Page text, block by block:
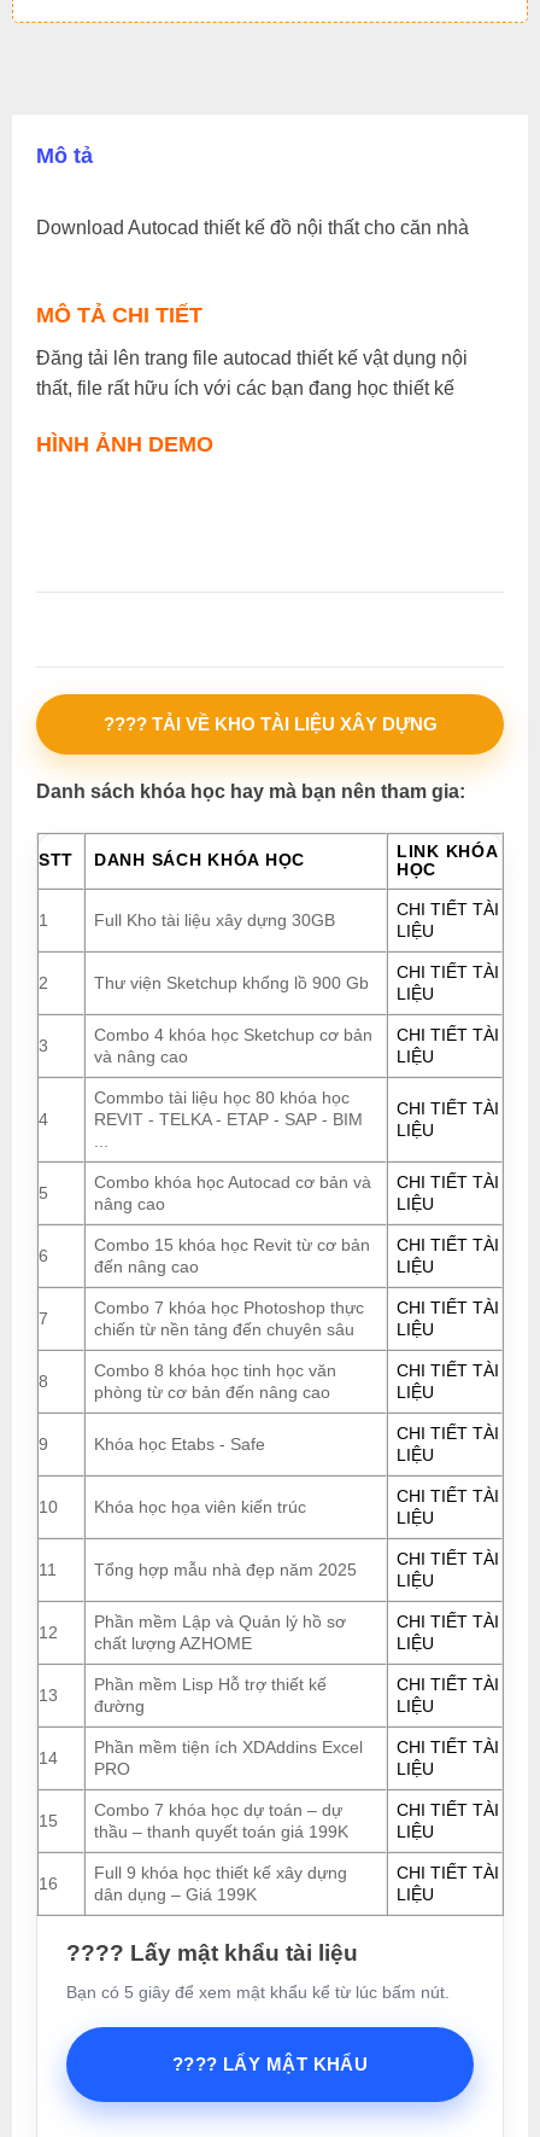
Mô tả
Download Autocad thiết kế đồ nội thất cho căn nhà
MÔ TẢ CHI TIẾT
Đăng tải lên trang file autocad thiết kế vật dụng nội
thất, file rất hữu ích với các bạn đang học thiết kế
HÌNH ẢNH DEMO
???? TẢI VỀ KHO TÀI LIỆU XÂY DỰNG
Danh sách khóa học hay mà bạn nên tham gia:
STT DANH SÁCH KHÓA HỌC
LINK KHÓA
HỌC
1 Full Kho tài liệu xây dựng 30GB
CHI TIẾT TÀI
LIỆU
2 Thư viện Sketchup khổng lồ 900 Gb
CHI TIẾT TÀI
LIỆU
3
Combo 4 khóa học Sketchup cơ bản
và nâng cao
CHI TIẾT TÀI
LIỆU
4
Commbo tài liệu học 80 khóa học
REVIT - TELKA - ETAP - SAP - BIM
CHI TIẾT TÀI
LIỆU
5
Combo khóa học Autocad cơ bản và
nâng cao
CHI TIẾT TÀI
LIỆU
6
Combo 15 khóa học Revit từ cơ bản
đến nâng cao
CHI TIẾT TÀI
LIỆU
7
Combo 7 khóa học Photoshop thực
chiến từ nền tảng đến chuyên sâu
CHI TIẾT TÀI
LIỆU
8
Combo 8 khóa học tinh học văn
phòng từ cơ bản đến nâng cao
CHI TIẾT TÀI
LIỆU
9 Khóa học Etabs - Safe
CHI TIẾT TÀI
LIỆU
10 Khóa học họa viên kiến trúc
CHI TIẾT TÀI
LIỆU
11 Tổng hợp mẫu nhà đẹp năm 2025
CHI TIẾT TÀI
LIỆU
12
Phần mềm Lập và Quản lý hồ sơ
chất lượng AZHOME
CHI TIẾT TÀI
LIỆU
13
Phần mềm Lisp Hỗ trợ thiết kế
đường
CHI TIẾT TÀI
LIỆU
14
Phần mềm tiện ích XDAddins Excel
PRO
CHI TIẾT TÀI
LIỆU
15
Combo 7 khóa học dự toán – dự
thầu – thanh quyết toán giá 199K
CHI TIẾT TÀI
LIỆU
16
Full 9 khóa học thiết kế xây dựng
dân dụng – Giá 199K
CHI TIẾT TÀI
LIỆU
???? Lấy mật khẩu tài liệu
Bạn có 5 giây để xem mật khẩu kể từ lúc bấm nút.
???? LẤY MẬT KHẨU